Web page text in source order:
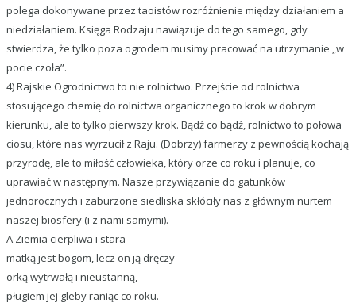
polega dokonywane przez taoistów rozróżnienie między działaniem a
niedziałaniem. Księga Rodzaju nawiązuje do tego samego, gdy
stwierdza, że tylko poza ogrodem musimy pracować na utrzymanie „w
pocie czoła”.
4) Rajskie Ogrodnictwo to nie rolnictwo. Przejście od rolnictwa
stosującego chemię do rolnictwa organicznego to krok w dobrym
kierunku, ale to tylko pierwszy krok. Bądź co bądź, rolnictwo to połowa
ciosu, które nas wyrzucił z Raju. (Dobrzy) farmerzy z pewnością kochają
przyrodę, ale to miłość człowieka, który orze co roku i planuje, co
uprawiać w następnym. Nasze przywiązanie do gatunków
jednorocznych i zaburzone siedliska skłóciły nas z głównym nurtem
naszej biosfery (i z nami samymi).
A Ziemia cierpliwa i stara
matką jest bogom, lecz on ją dręczy
orką wytrwałą i nieustanną,
pługiem jej gleby raniąc co roku.